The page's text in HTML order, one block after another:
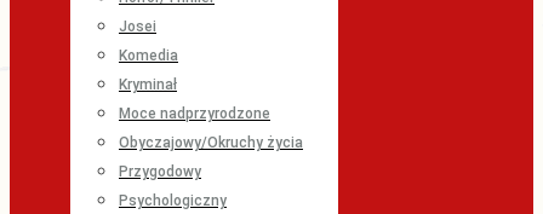
Josei
Komedia
Kryminał
Moce nadprzyrodzone
Obyczajowy/Okruchy życia
Przygodowy
Psychologiczny